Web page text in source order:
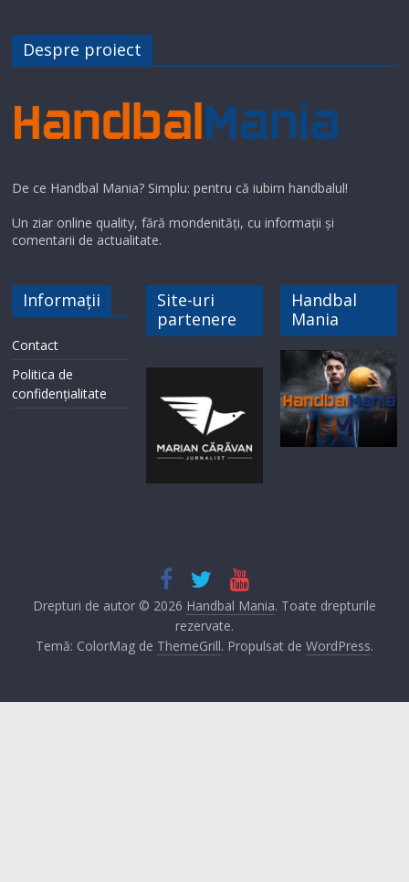
Despre proiect
De ce Handbal Mania? Simplu: pentru că iubim handbalul!
Un ziar online quality, fără mondenități, cu informații și
comentarii de actualitate.
Informații
Contact
Politica de
confidențialitate
Site-uri
partenere
Handbal
Mania
Drepturi de autor © 2026 Handbal Mania. Toate drepturile
rezervate.
Temă: ColorMag de ThemeGrill. Propulsat de WordPress.